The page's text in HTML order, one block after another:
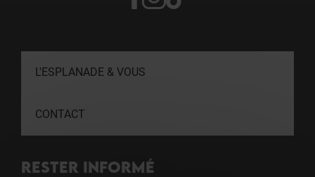
L'ESPLANADE & VOUS
CONTACT
RESTER INFORMÉ